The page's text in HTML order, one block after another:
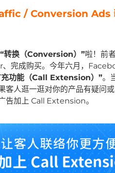
/ Conversion Ads
转换（Conversion）”啦！前
完成购买。今年六月，
充功能（Call Extension）”。
客人逛一逛对你的产品有疑问
告加上 Call Extension。